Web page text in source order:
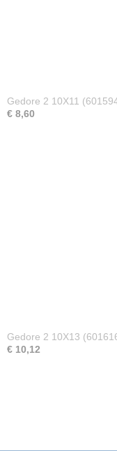
Gedore 2 10X11
€ 8,60
Gedore 2 10X13
€ 10,12